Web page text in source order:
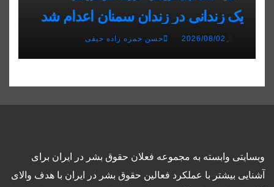
یک زندانی در زندان سمنان اعدام شد
حسن حمزه زاده حیقی
وبسايتى وابسته به مجموعه فعلان حقوق بشر در ایران برای
آشنایی بيشتر با عملکرد فعالین حقوق بشر در ایران با هدف والاى